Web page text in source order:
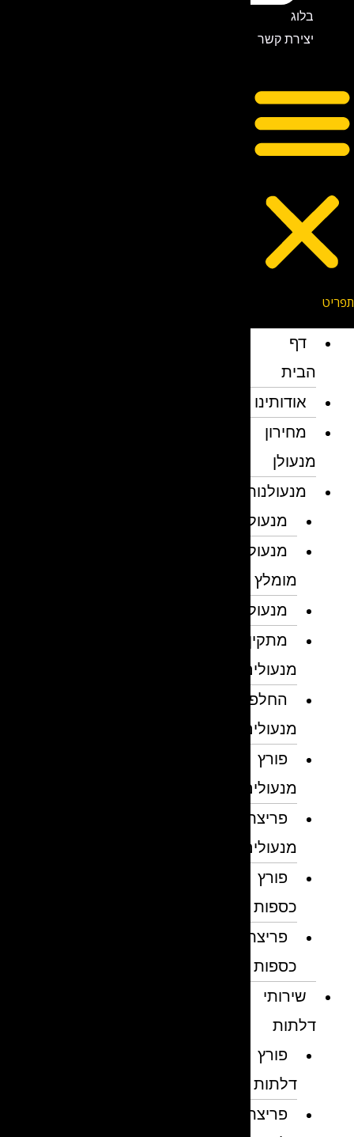
יצירת קשר
דף
הבית
אודותינו
מחירון
מנעולן
מנעולנות
מנעולן
מנעולן
מומלץ
מנעולנים
מתקין
מנעולים
החלפת
מנעולים
פורץ
מנעולים
פריצת
מנעולים
פורץ
כספות
פריצת
כספות
שירותי
דלתות
פורץ
דלתות
פריצת